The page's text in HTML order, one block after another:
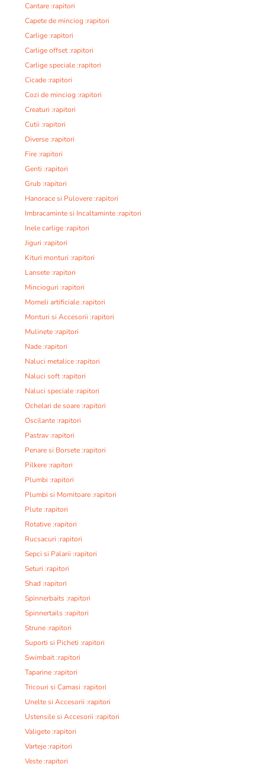
Cantare :rapitori
Capete de minciog :rapitori
Carlige :rapitori
Carlige offset :rapitori
Carlige speciale :rapitori
Cicade :rapitori
Cozi de minciog :rapitori
Creaturi :rapitori
Cutii :rapitori
Diverse :rapitori
Fire :rapitori
Genti :rapitori
Grub :rapitori
Hanorace si Pulovere :rapitori
Imbracaminte si Incaltaminte :rapitori
Inele carlige :rapitori
Jiguri :rapitori
Kituri monturi :rapitori
Lansete :rapitori
Mincioguri :rapitori
Momeli artificiale :rapitori
Monturi si Accesorii :rapitori
Mulinete :rapitori
Nade :rapitori
Naluci metalice :rapitori
Naluci soft :rapitori
Naluci speciale :rapitori
Ochelari de soare :rapitori
Oscilante :rapitori
Pastrav :rapitori
Penare si Borsete :rapitori
Pilkere :rapitori
Plumbi :rapitori
Plumbi si Momitoare :rapitori
Plute :rapitori
Rotative :rapitori
Rucsacuri :rapitori
Sepci si Palarii :rapitori
Seturi :rapitori
Shad :rapitori
Spinnerbaits :rapitori
Spinnertails :rapitori
Strune :rapitori
Suporti si Picheti :rapitori
Swimbait :rapitori
Taparine :rapitori
Tricouri si Camasi :rapitori
Unelte si Accesorii :rapitori
Ustensile si Accesorii :rapitori
Valigete :rapitori
Varteje :rapitori
Veste :rapitori